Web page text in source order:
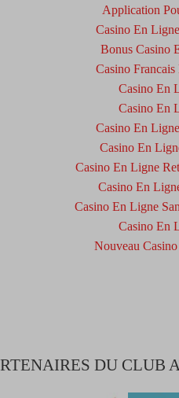
Application
Casino En
Bonus Casino
Casino
Casino En
Casino En
Casino En
Casino En
Casino En Ligne
Casino En
Casino En Ligne
Casino En
Nouveau
DU CLUB